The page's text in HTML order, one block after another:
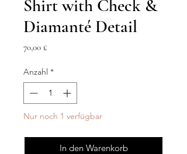
Shirt with Check &
Diamanté Detail
70,00 £Preis
Anzahl *
Nur noch 1 verfügbar
In den Warenkorb